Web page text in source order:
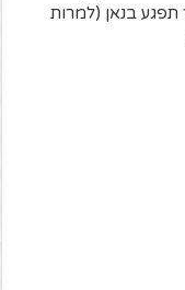
בנאן (למרות